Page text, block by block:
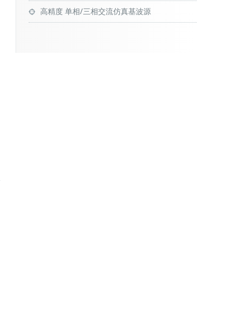
高精度 单相/三相交流仿真基波源